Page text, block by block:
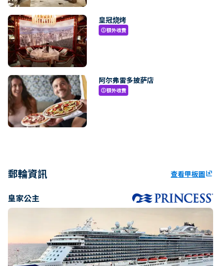
皇冠烧烤
paid額外收費
阿尔弗雷多披萨店
paid額外收費
郵輪資訊 查看甲板圖ungroup
皇家公主